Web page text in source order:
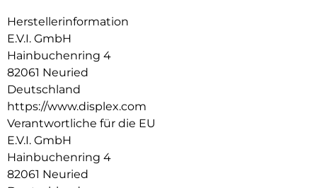
sondern das gesamte Gehäuse geschützt – ohne aufzutragen
umlaufende Dichtung sorgt für eine IP68-Zertifizierung, die
die Uhr effektiv vor Wasser und Staub schützt – ideal für
sportliche Aktivitäten, Outdoor-Einsätze und den täglichen
Gebrauch.
Eine High-Tech-Anti-Fingerprint-Beschichtung reduziert
Fingerabdrücke und erleichtert die Reinigung, während die
reaktionsschnelle Touch- und Button-Bedienung vollständig
erhalten bleibt. Die Uhr lässt sich zudem komfortabel laden,
ohne den Schutz entfernen zu müssen. Dank Snap-On-
Technologie ist die Montage ebenso einfach wie die
Herstellerinformation
E.V.I. GmbH
Hainbuchenring 4
82061 Neuried
Deutschland
https://www.displex.com
Verantwortliche für die EU
E.V.I. GmbH
Hainbuchenring 4
82061 Neuried